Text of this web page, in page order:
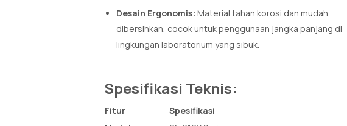
Desain Ergonomis: Material tahan korosi dan mudah
dibersihkan, cocok untuk penggunaan jangka panjang di
lingkungan laboratorium yang sibuk.
Spesifikasi Teknis:
Fitur
Spesifikasi